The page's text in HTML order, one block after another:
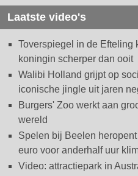
Laatste video's
Toverspiegel in de Efteling
koningin scherper dan ooit
Walibi Holland grijpt op
iconische jingle uit jaren
Burgers' Zoo werkt aan
wereld
Spelen bij Beelen
euro voor anderhalf uur
Video: attractiepark in